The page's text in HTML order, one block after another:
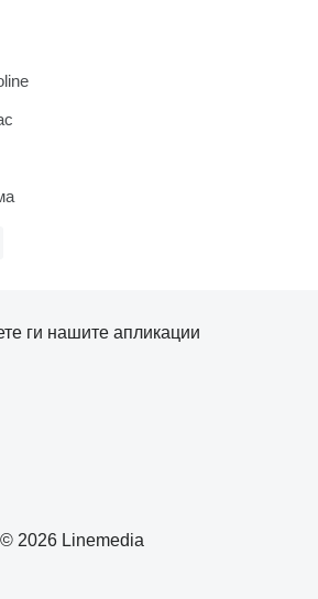
© 2026 Linemedia
ги нашите апликации